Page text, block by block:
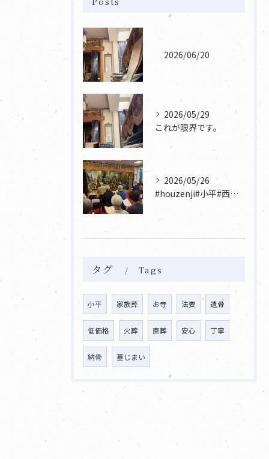
2026/06/20
2026/05/29
これが限界です。
2026/05/26
#houzenji#小平#西東京市#東村山#立川市国分寺市寺...
タグ Tags
小平 家族葬 お寺 法要 遺骨
低価格 火葬 直葬 安心 丁寧
納骨 墓じまい